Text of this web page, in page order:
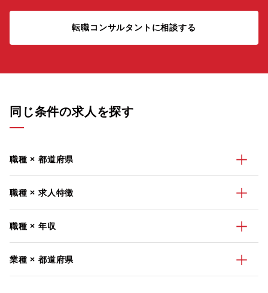
転職コンサルタントに相談する
同じ条件の求人を探す
職種 × 都道府県
職種 × 求人特徴
職種 × 年収
業種 × 都道府県